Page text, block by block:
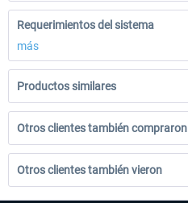
Requerimientos del sistema
más
Productos similares
Otros clientes también compraron
Otros clientes también vieron